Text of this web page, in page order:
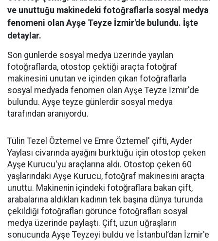
ve unuttuğu makinedeki fotoğraflarla sosyal medya
fenomeni olan Ayşe Teyze İzmir'de bulundu. İşte
detaylar.
Son günlerde sosyal medya üzerinde yayılan
fotoğraflarda, otostop çektiği araçta fotoğraf
makinesini unutan ve içinden çıkan fotoğraflarla
sosyal medyada fenomen olan Ayşe Teyze İzmir'de
bulundu. Ayşe teyze günlerdir sosyal medya
tarafından aranıyordu.
Tülin Tezel Öztemel ve Emre Öztemel' çifti, Ayder
Yaylası civarında ayağını burktuğu için otostop çeken
Ayşe Kurucu'yu araçlarına aldı. Otostop çeken 60
yaşlarındaki Ayşe Kurucu, fotoğraf makinesini araçta
unuttu. Makinenin içindeki fotoğraflara bakan çift,
arabalarına aldıkları kadının tek başına dünya turunda
çekildiği fotoğrafları görünce fotoğrafları sosyal
medya üzerinde paylaştı. Çift, uzun uğraşların
sonucunda Ayşe Teyzeyi buldu ve İstanbul’dan İzmir'e